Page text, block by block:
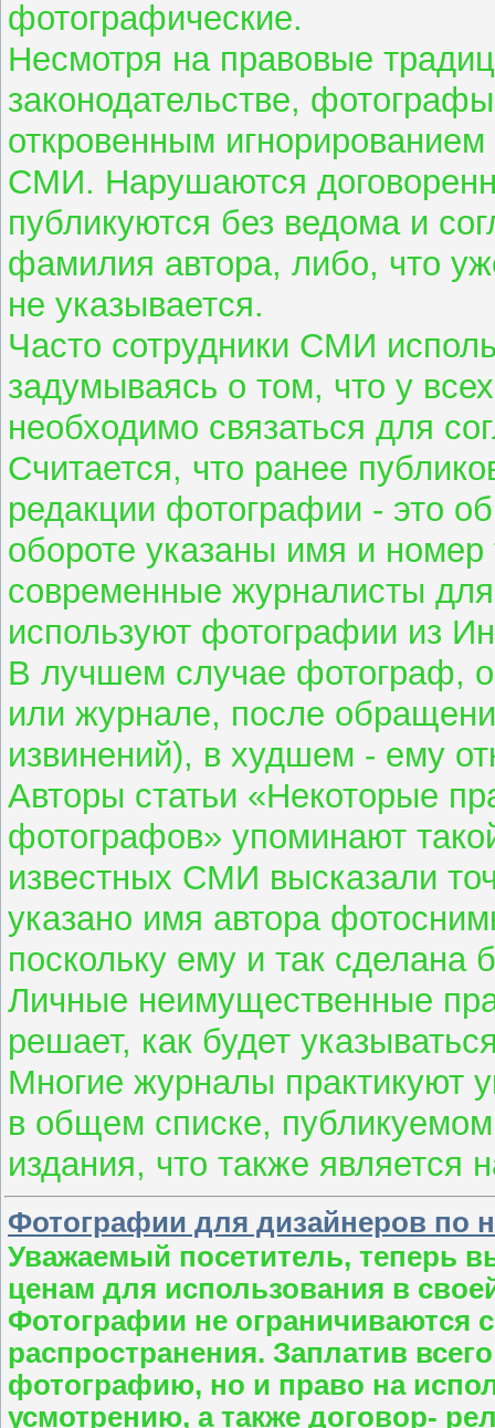
фотографические.
Несмотря на правовые
законодательстве,
откровенным
СМИ. Нарушаются
публикуются без ведома и
фамилия автора, либо, что
не указывается.
Часто сотрудники СМИ
задумываясь о том, что у
необходимо связаться для
Считается, что ранее
редакции фотографии - это
обороте указаны имя и
современные журналисты
используют фотографии из
В лучшем случае фотограф,
или журнале, после
извинений), в худшем - ему
Авторы статьи «Некоторые
фотографов» упоминают
известных СМИ высказали
указано имя автора
поскольку ему и так сделана
Личные неимущественные
решает, как будет
Многие журналы практикуют
в общем списке,
издания, что также является
Фотографии для дизайнеров по
Уважаемый посетитель, теперь
ценам для использования в
Фотографии не ограничиваются
распространения. Заплатив
фотографию, но и право на
усмотрению, а также договор-